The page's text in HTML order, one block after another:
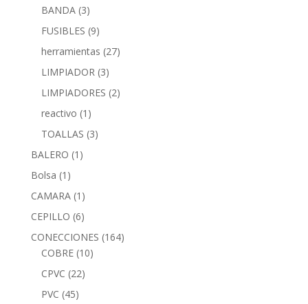
BANDA (3)
FUSIBLES (9)
herramientas (27)
LIMPIADOR (3)
LIMPIADORES (2)
reactivo (1)
TOALLAS (3)
BALERO (1)
Bolsa (1)
CAMARA (1)
CEPILLO (6)
CONECCIONES (164)
COBRE (10)
CPVC (22)
PVC (45)